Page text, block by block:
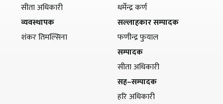
सीता अधिकारी
व्यवस्थापक
शंकर तिमल्सिना
धर्मेन्द्र कर्ण
सल्लाहकार सम्पादक
फणीन्द्र फुयाल
सम्पादक
सीता अधिकारी
सह–सम्पादक
हरि अधिकारी